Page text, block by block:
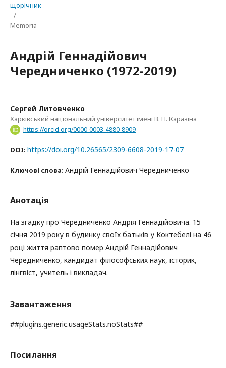
щорічник
/
Memoria
Андрій Геннадійович
Чередниченко (1972-2019)
Сергей Литовченко
Харківський національний університет імені В. Н. Каразіна
https://orcid.org/0000-0003-4880-8909
DOI: https://doi.org/10.26565/2309-6608-2019-17-07
Ключові слова: Андрій Геннадійович Чередниченко
Анотація
На згадку про Чередниченко Андрія Геннадійовича. 15
січня 2019 року в будинку своїх батьків у Коктебелі на 46
році життя раптово помер Андрій Геннадійович
Чередниченко, кандидат філософських наук, історик,
лінгвіст, учитель і викладач.
Завантаження
##plugins.generic.usageStats.noStats##
Посилання